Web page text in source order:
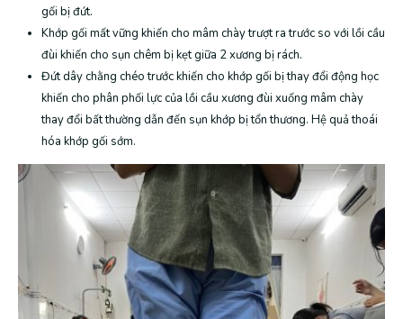
gối bị đứt.
Khớp gối mất vững khiến cho mâm chày trượt ra trước so với lồi cầu
đùi khiến cho sụn chêm bị kẹt giữa 2 xương bị rách.
Đứt dây chằng chéo trước khiến cho khớp gối bị thay đổi động học
khiến cho phân phối lực của lồi cầu xương đùi xuống mâm chày
thay đổi bất thường dẫn đến sụn khớp bị tổn thương. Hệ quả thoái
hóa khớp gối sớm.